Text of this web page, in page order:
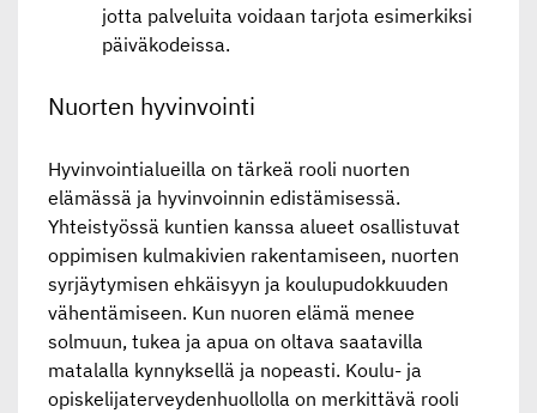
jotta palveluita voidaan tarjota esimerkiksi
päiväkodeissa.
Nuorten hyvinvointi
Hyvinvointialueilla on tärkeä rooli nuorten
elämässä ja hyvinvoinnin edistämisessä.
Yhteistyössä kuntien kanssa alueet osallistuvat
oppimisen kulmakivien rakentamiseen, nuorten
syrjäytymisen ehkäisyyn ja koulupudokkuuden
vähentämiseen. Kun nuoren elämä menee
solmuun, tukea ja apua on oltava saatavilla
matalalla kynnyksellä ja nopeasti. Koulu- ja
opiskelijaterveydenhuollolla on merkittävä rooli